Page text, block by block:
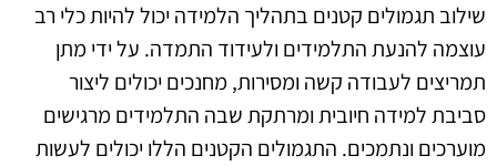
שילוב תגמולים קטנים בתהליך הלמידה יכול להיות כלי רב
עוצמה להנעת התלמידים ולעידוד התמדה. על ידי מתן
תמריצים לעבודה קשה ומסירות, מחנכים יכולים ליצור
סביבת למידה חיובית ומרתקת שבה התלמידים מרגישים
מוערכים ונתמכים. התגמולים הקטנים הללו יכולים לעשות